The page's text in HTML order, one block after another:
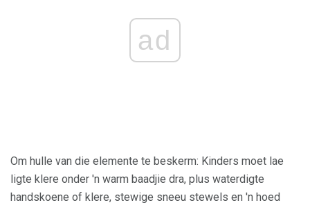
ad
Om hulle van die elemente te beskerm: Kinders moet lae
ligte klere onder 'n warm baadjie dra, plus waterdigte
handskoene of klere, stewige sneeu stewels en 'n hoed